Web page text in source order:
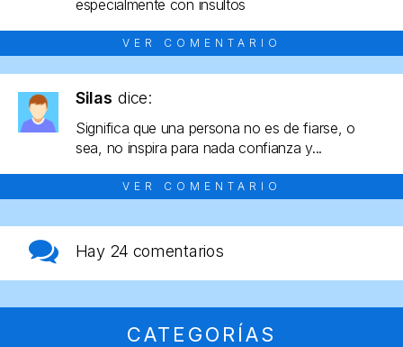
especialmente con insultos
VER COMENTARIO
Silas dice:
Significa que una persona no es de fiarse, o
sea, no inspira para nada confianza y...
VER COMENTARIO
Hay 24 comentarios
CATEGORÍAS